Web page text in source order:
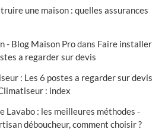
une maison : quelles assurances
- Blog Maison Prodans Faire installer
a regarder sur devis
: Les 6 postes a regarder sur devis
: index
Lavabo : les meilleures méthodes -
déboucheur, comment choisir ?